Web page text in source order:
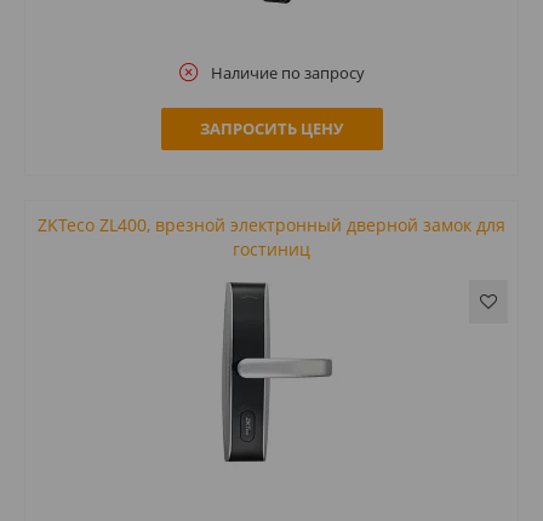
Наличие по запросу
ЗАПРОСИТЬ ЦЕНУ
ZKTeco ZL400, врезной электронный дверной замок для
гостиниц